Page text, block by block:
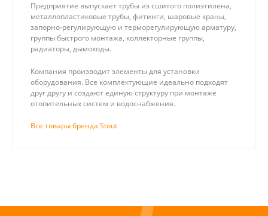
Предприятие выпускает трубы из сшитого полиэтилена,
металлопластиковые трубы, фитинги, шаровые краны,
запорно-регулирующую и терморегулирующую арматуру,
группы быстрого монтажа, коллекторные группы,
радиаторы, дымоходы.
Компания производит элементы для установки
оборудования. Все комплектующие идеально подходят
друг другу и создают единую структуру при монтаже
отопительных систем и водоснабжения.
Все товары бренда Stout